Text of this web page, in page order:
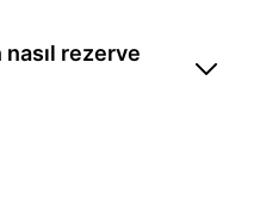
nasıl rezerve